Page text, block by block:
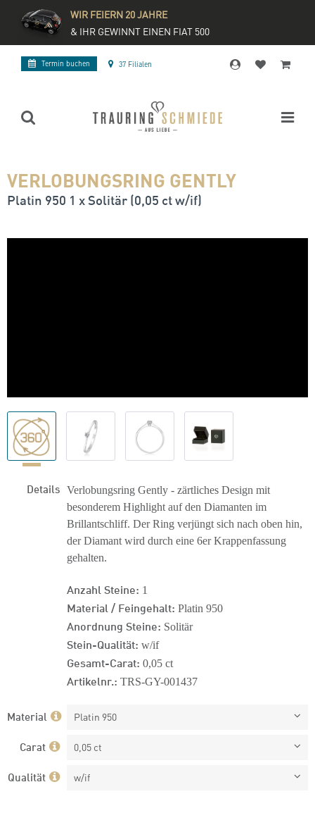
WIR FEIERN 20 JAHRE
& IHR GEWINNT EINEN FIAT 500
Termin buchen 37 Filialen
VERLOBUNGSRING GENTLY
Platin 950 1 x Solitär (0,05 ct w/if)
Details Verlobungsring Gently - zärtliches Design mit
besonderem Highlight auf den Diamanten im
Brillantschliff. Der Ring verjüngt sich nach oben hin,
der Diamant wird durch eine 6er Krappenfassung
gehalten.
Anzahl Steine: 1
Material / Feingehalt: Platin 950
Anordnung Steine: Solitär
Stein-Qualität: w/if
Gesamt-Carat: 0,05 ct
Artikelnr.: TRS-GY-001437
Material Platin 950
Carat 0,05 ct
Qualität w/if